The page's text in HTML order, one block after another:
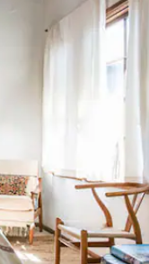
nahor a nadol